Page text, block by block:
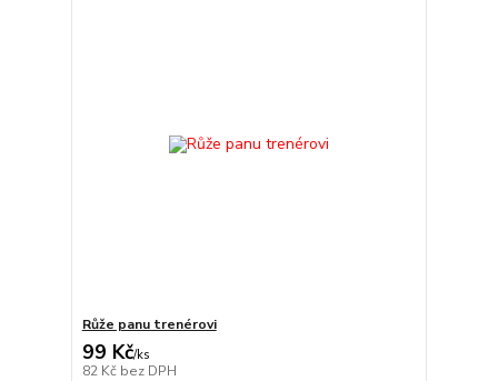
Růže panu trenérovi
99 Kč/ks
82 Kč bez DPH